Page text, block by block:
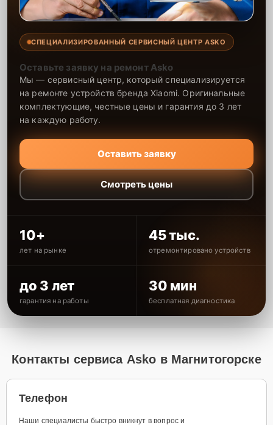
СПЕЦИАЛИЗИРОВАННЫЙ СЕРВИСНЫЙ ЦЕНТР ASKO
Оставьте заявку на ремонт Asko
Мы — сервисный центр, который специализируется
на ремонте устройств бренда Xiaomi. Оригинальные
комплектующие, честные цены и гарантия до 3 лет
на каждую работу.
Оставить заявку
Смотреть цены
10+
лет на рынке
45 тыс.
отремонтировано устройств
до 3 лет
гарантия на работы
30 мин
бесплатная диагностика
Контакты сервиса Asko в Магнитогорске
Телефон
Наши специалисты быстро вникнут в вопрос и